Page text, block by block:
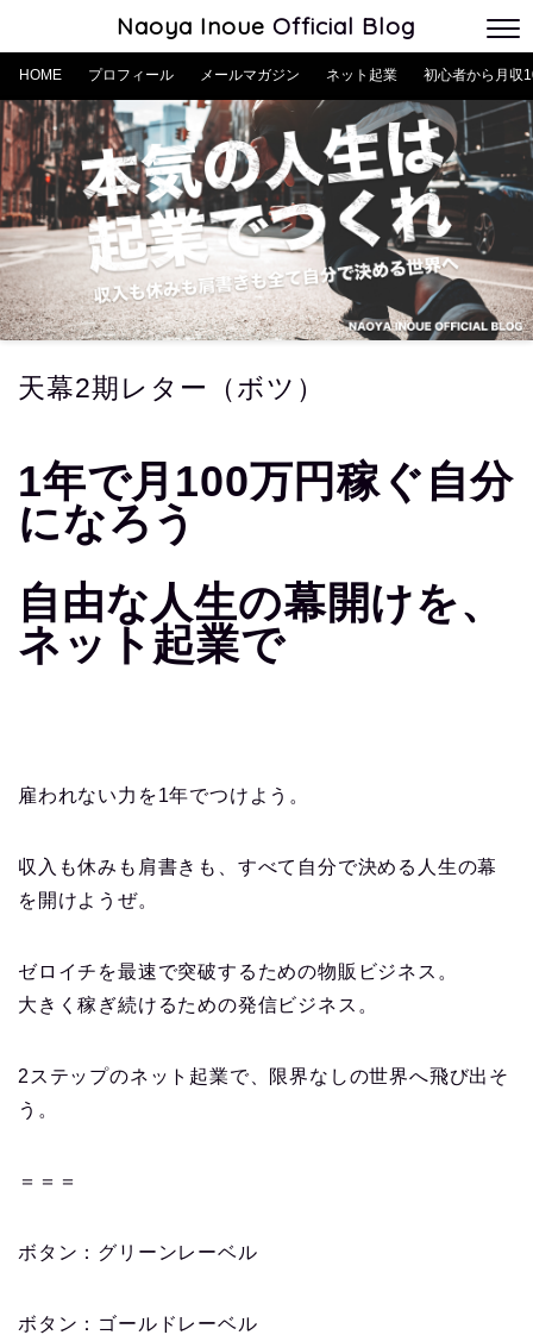
Naoya Inoue Official Blog
HOME プロフィール メールマガジン ネット起業 初心者から月収
天幕2期レター（ボツ）
1年で月100万円稼ぐ自分
になろう
自由な人生の幕開けを、
ネット起業で
雇われない力を1年でつけよう。
収入も休みも肩書きも、すべて自分で決める人生の幕
を開けようぜ。
ゼロイチを最速で突破するための物販ビジネス。
大きく稼ぎ続けるための発信ビジネス。
2ステップのネット起業で、限界なしの世界へ飛び出そ
う。
＝＝＝
ボタン：グリーンレーベル
ボタン：ゴールドレーベル